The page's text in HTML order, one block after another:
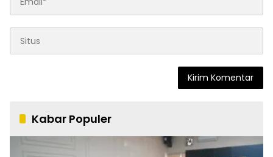
Kabar Populer